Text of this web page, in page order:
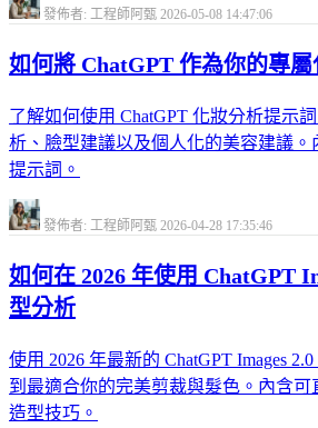
發佈者: 工程師阿甄 2026-05-08 14:47:06
如何將 ChatGPT 作為你的專
了解如何使用 ChatGPT 化妝分析提示
析、臉型建議以及個人化的美容建議。
提示詞。
發佈者: 工程師阿甄 2026-04-28 17:35:46
如何在 2026 年使用 ChatGPT
型分析
使用 2026 年最新的 ChatGPT Images
到最適合你的完美剪裁與髮色。內含
造型技巧。